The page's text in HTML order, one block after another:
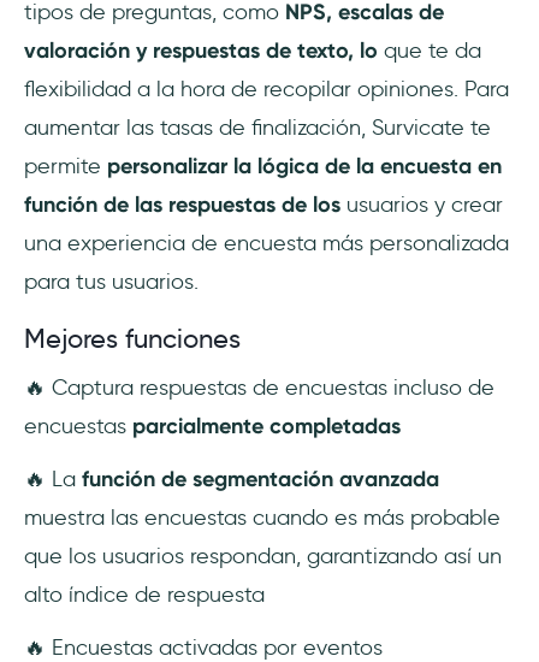
tipos de preguntas, como NPS, escalas de
valoración y respuestas de texto, lo que te da
flexibilidad a la hora de recopilar opiniones. Para
aumentar las tasas de finalización, Survicate te
permite personalizar la lógica de la encuesta en
función de las respuestas de los usuarios y crear
una experiencia de encuesta más personalizada
para tus usuarios.
Mejores funciones
🔥 Captura respuestas de encuestas incluso de
encuestas parcialmente completadas
🔥 La función de segmentación avanzada
muestra las encuestas cuando es más probable
que los usuarios respondan, garantizando así un
alto índice de respuesta
🔥 Encuestas activadas por eventos